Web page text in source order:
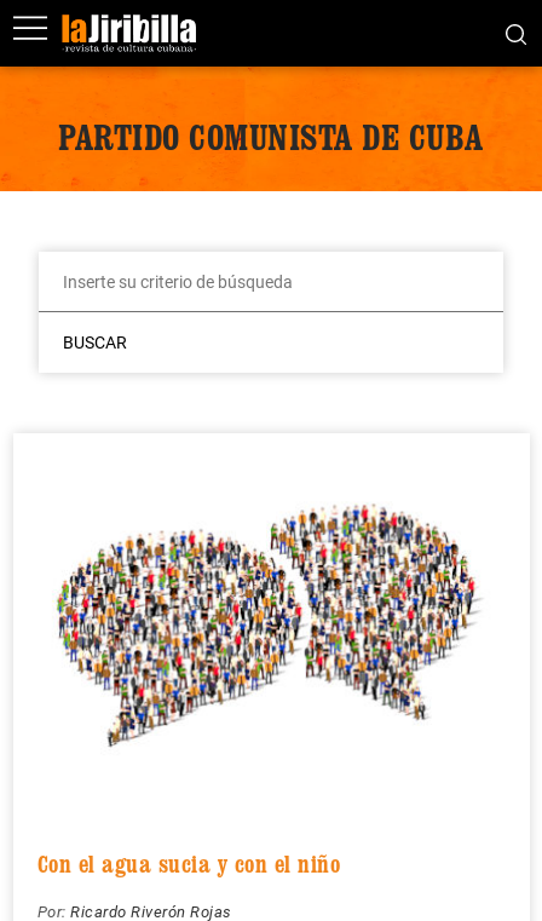
PARTIDO COMUNISTA DE CUBA
BUSCAR
Con el agua sucia y con el niño
Por: Ricardo Riverón Rojas